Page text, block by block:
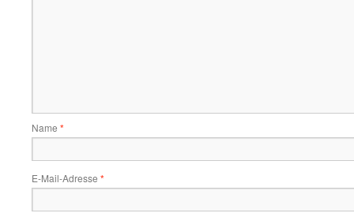
Name *
E-Mail-Adresse *